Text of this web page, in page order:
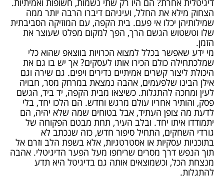
דיגיטלית אחרת? הם היו רק שתי נשמות, חשופות ואמיתיות.
הצחוק מילא את החלל, ועיניהם דיברו הרבה יותר ממה
שמילותיהן יכלו אי פעם. בית הקפה, עם המוזיקה הסביבתית
שלו וטשטוש הגשם הרך, הפך למקום מפלט שעוצר את
הזמן.
מי ידע שאפשר בכלל למצוא הכרויות בווצאפ שהוא כלי
שמלכתחילה כולם הכירו אותו לעסקים? אך יש בו גם את
היכולת ליצור קשרים אמיתיים נדירים ויפים. גם שירה וגם
אילן הבינו שלפעמים, אהבה נמצאת במרחק מסר, חבויה
לעין ומחכה להתגלות. כשיצאו מבית הקפה, יד ביד, הגשם
פסק, והותיר אחריו עולם מרגש וחדש. הם הלכו יחד, בלי
לדעת מה צופן העתיד, אבל בטוחים שמה שלא יהיה, הם
יתמודדו איתו יחד. ובלב העיר, תחת מבטם הפקוחה של
גורדי השחקים, התחיל סיפור חדש, כזה שנכתב לא
בתוכניות עסקיות או אסטרטגיות, אלא בשפת הלב וזרם אל
תוך הנפש דרך מסרים שריחפו מעל הפער הדיגיטלי. אהבה
מנצחת הכל, וכשמוצאים אותה גם בדיגיטל היא תדע
להתגלות.